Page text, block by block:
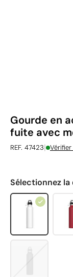
Gourde en
fuite avec
REF. 47423|
Sélectionnez